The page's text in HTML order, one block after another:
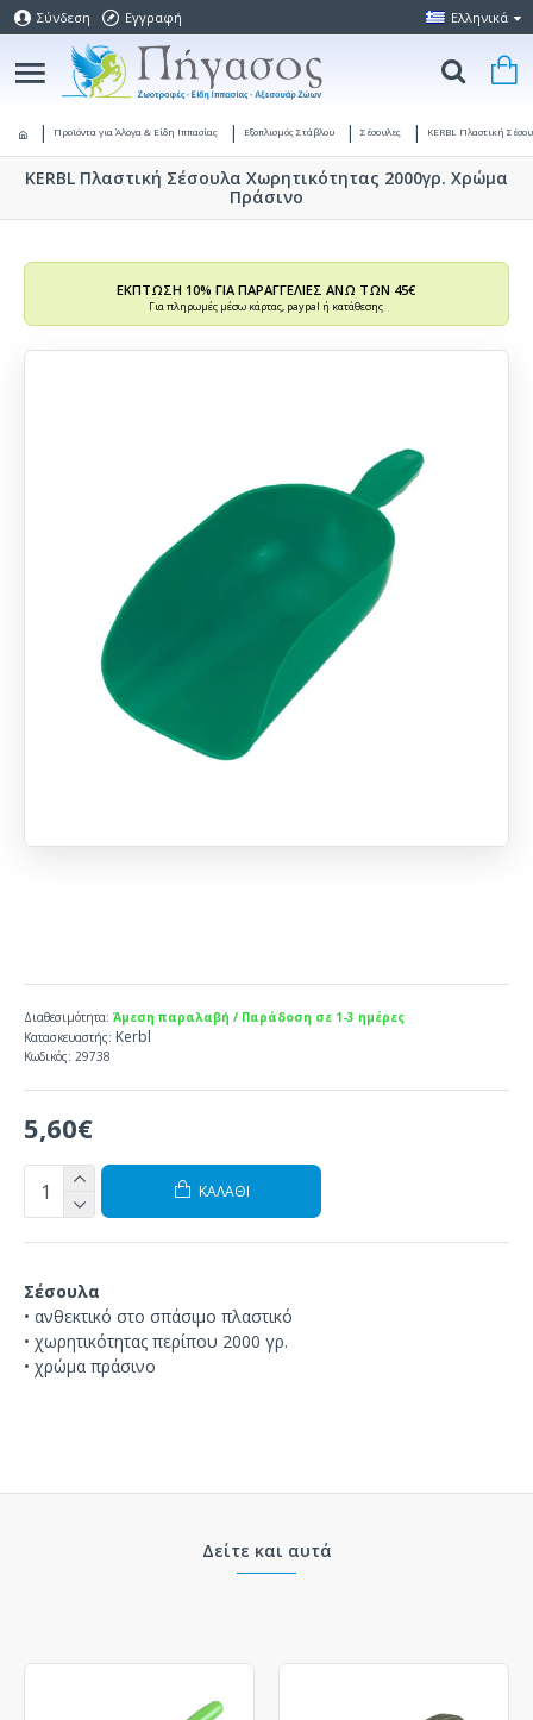
Σύνδεση Εγγραφή Ελληνικά
Προϊόντα για Άλογα & Είδη Ιππασίας Εξοπλισμός Στάβλου Σέσουλες KERBL Πλαστική
KERBL Πλαστική Σέσουλα Χωρητικότητας 2000γρ. Χρώμα
Πράσινο
ΕΚΠΤΩΣΗ 10% ΓΙΑ ΠΑΡΑΓΓΕΛΙΕΣ ΑΝΩ ΤΩΝ 45€
Για πληρωμές μέσω κάρτας, paypal ή κατάθεσης
5,60€
Διαθεσιμότητα: Άμεση παραλαβή / Παράδοση σε 1-3 ημέρες
Κατασκευαστής: Kerbl
Κωδικός: 29738
ΚΑΛΆΘΙ
Σέσουλα
• ανθεκτικό στο σπάσιμο πλαστικό
• χωρητικότητας περίπου 2000 γρ.
• χρώμα πράσινο
Δείτε και αυτά